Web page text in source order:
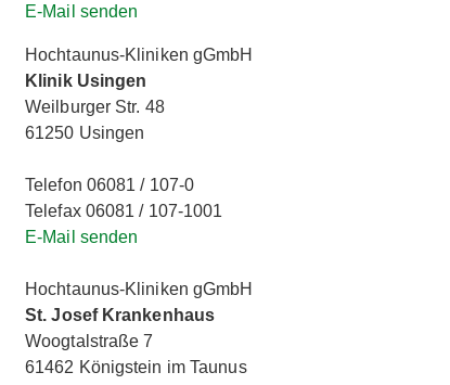
E-Mail senden
Hochtaunus-Kliniken gGmbH
Klinik Usingen
Weilburger Str. 48
61250 Usingen
Telefon 06081 / 107-0
Telefax 06081 / 107-1001
E-Mail senden
Hochtaunus-Kliniken gGmbH
St. Josef Krankenhaus
Woogtalstraße 7
61462 Königstein im Taunus